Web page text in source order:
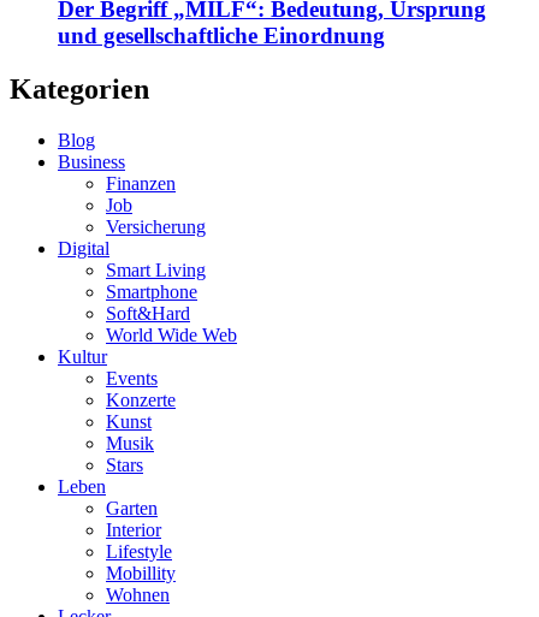
Der Begriff „MILF“: Bedeutung, Ursprung
und gesellschaftliche Einordnung
Kategorien
Blog
Business
Finanzen
Job
Versicherung
Digital
Smart Living
Smartphone
Soft&Hard
World Wide Web
Kultur
Events
Konzerte
Kunst
Musik
Stars
Leben
Garten
Interior
Lifestyle
Mobillity
Wohnen